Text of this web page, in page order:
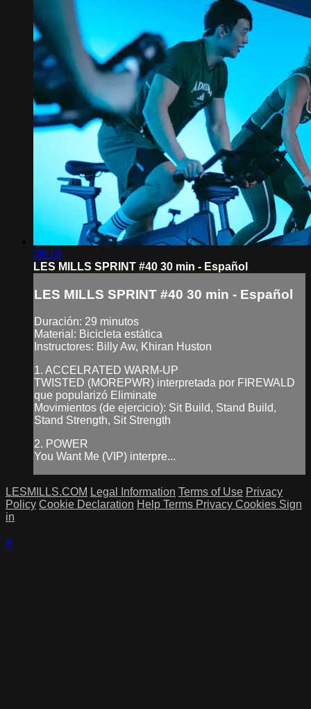
29:18
LES MILLS SPRINT #40 30 min - Español
LES MILLS SPRINT #40 30 min - Español
Duración: 29 minutos
Material: Bicicleta estática
Instructores: Billy Aw, Khiran Huston
1. ACCELRATED WARM-UP
TWISTED (MOREPWR) interpretada por FIREWALD
que popularizó Eliminate
Movimientos (de ejercicio): Sit Build, Stand Build,
Stand Strength, Sit Strength
2. POWER
You Want Me (VIP) interpre...
LESMILLS.COM Legal Information Terms of Use Privacy
Policy Cookie Declaration Help Terms Privacy Cookies Sign
in
×